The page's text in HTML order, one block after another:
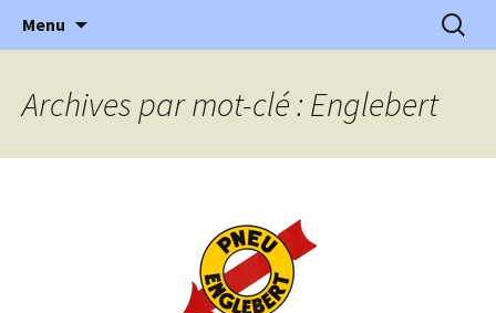
l'Automobile Ancienne
l'automobile ancienne : articles, historiques
…
Menu
Archives par mot-clé : Englebert